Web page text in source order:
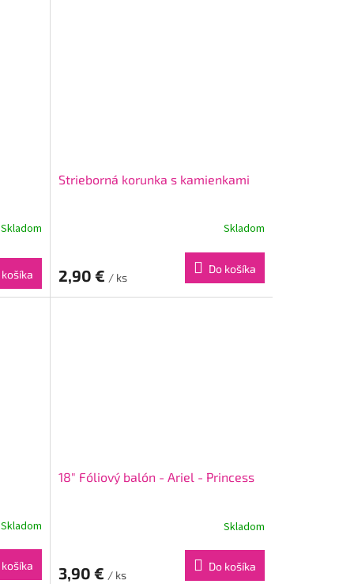
Skladom
Strieborná korunka s kamienkami
Skladom
2,90 € / ks
Do košíka
Skladom
18" Fóliový balón - Ariel - Princess
Skladom
3,90 € / ks
Do košíka